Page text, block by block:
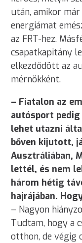
után, amikor
energiámat
az FRT-hez.
csapatkapitány
elkezdődött az
mérnökként.
– Fiatalon az
autósport
lehet utazni
bőven kijutott,
Ausztráliában,
lettél, és nem
három hétig
hajrájában.
– Nagyon
Tudtam, hogy a
otthon, de végig